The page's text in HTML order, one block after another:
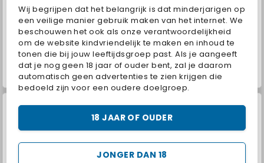
Wij begrijpen dat het belangrijk is dat minderjarigen op
een veilige manier gebruik maken van het internet. We
beschouwen het ook als onze verantwoordelijkheid
om de website kindvriendelijk te maken en inhoud te
tonen die bij jouw leeftijdsgroep past. Als je aangeeft
dat je nog geen 18 jaar of ouder bent, zal je daarom
automatisch geen advertenties te zien krijgen die
bedoeld zijn voor een oudere doelgroep.
JONGER DAN 18
18 JAAR OF OUDER
VegaMix Da Vinci Puzzles World War 2 Shooter